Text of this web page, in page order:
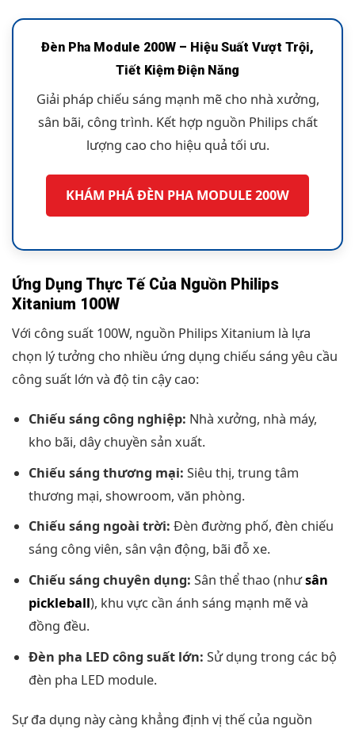
Đèn Pha Module 200W – Hiệu Suất Vượt Trội,
Tiết Kiệm Điện Năng
Giải pháp chiếu sáng mạnh mẽ cho nhà xưởng,
sân bãi, công trình. Kết hợp nguồn Philips chất
lượng cao cho hiệu quả tối ưu.
KHÁM PHÁ ĐÈN PHA MODULE 200W
Ứng Dụng Thực Tế Của Nguồn Philips
Xitanium 100W
Với công suất 100W, nguồn Philips Xitanium là lựa
chọn lý tưởng cho nhiều ứng dụng chiếu sáng yêu cầu
công suất lớn và độ tin cậy cao:
Chiếu sáng công nghiệp: Nhà xưởng, nhà máy,
kho bãi, dây chuyền sản xuất.
Chiếu sáng thương mại: Siêu thị, trung tâm
thương mại, showroom, văn phòng.
Chiếu sáng ngoài trời: Đèn đường phố, đèn chiếu
sáng công viên, sân vận động, bãi đỗ xe.
Chiếu sáng chuyên dụng: Sân thể thao (nhưsân
pickleball), khu vực cần ánh sáng mạnh mẽ và
đồng đều.
Đèn pha LED công suất lớn: Sử dụng trong các bộ
đèn pha LED module.
Sự đa dụng này càng khẳng định vị thế của nguồn